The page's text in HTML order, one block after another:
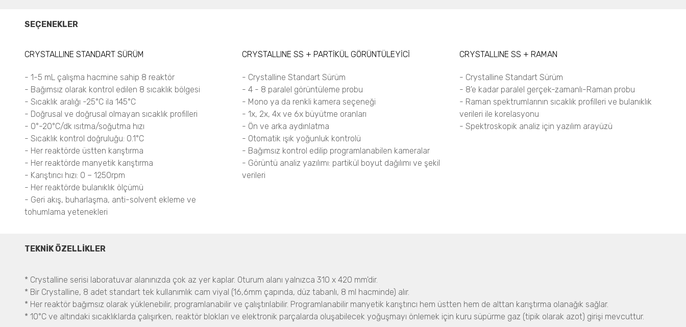
SEÇENEKLER
CRYSTALLINE STANDART SÜRÜM
- 1-5 mL çalışma hacmine sahip 8 reaktör
- Bağımsız olarak kontrol edilen 8 sıcaklık bölgesi
- Sıcaklık aralığı -25°C ila 145°C
- Doğrusal ve doğrusal olmayan sıcaklık profilleri
- 0°-20°C/dk ısıtma/soğutma hızı
- Sıcaklık kontrol doğruluğu: 0.1°C
- Her reaktörde üstten karıştırma
- Her reaktörde manyetik karıştırma
- Karıştırıcı hızı: 0 – 1250rpm
- Her reaktörde bulanıklık ölçümü
- Geri akış, buharlaşma, anti-solvent ekleme ve
tohumlama yetenekleri
CRYSTALLINE SS + PARTİKÜL GÖRÜNTÜLEYİCİ
- Crystalline Standart Sürüm
- 4 - 8 paralel görüntüleme probu
- Mono ya da renkli kamera seçeneği
- 1x, 2x, 4x ve 6x büyütme oranları
- Ön ve arka aydınlatma
- Otomatik ışık yoğunluk kontrolü
- Bağımsız kontrol edilip programlanabilen kameralar
- Görüntü analiz yazılımı: partikül boyut dağılımı ve şekil
verileri
CRYSTALLINE SS + RAMAN
- Crystalline Standart Sürüm
- 8'e kadar paralel gerçek-zamanlı-Raman probu
- Raman spektrumlarının sıcaklık profilleri ve bulanıklık
verileri ile korelasyonu
- Spektroskopik analiz için yazılım arayüzü
TEKNİK ÖZELLİKLER
* Crystalline serisi laboratuvar alanınızda çok az yer kaplar. Oturum alanı yalnızca 310 x 420 mm'dir.
* Bir Crystalline, 8 adet standart tek kullanımlık cam viyal (16,6mm çapında, düz tabanlı, 8 ml hacminde) alır.
* Her reaktör bağımsız olarak yüklenebilir, programlanabilir ve çalıştırılabilir. Programlanabilir manyetik karıştırıcı hem üstten hem de alttan karıştırma olanağık sağlar.
* 10°C ve altındaki sıcaklıklarda çalışırken, reaktör blokları ve elektronik parçalarda oluşabilecek yoğuşmayı önlemek için kuru süpürme gaz (tipik olarak azot) girişi mevcuttur.